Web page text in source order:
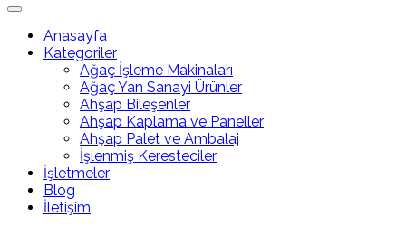
Anasayfa
Kategoriler
Ağaç İşleme Makinaları
Ağaç Yan Sanayi Ürünler
Ahşap Bileşenler
Ahşap Kaplama ve Paneller
Ahşap Palet ve Ambalaj
İşlenmiş Keresteciler
İşletmeler
Blog
İletişim